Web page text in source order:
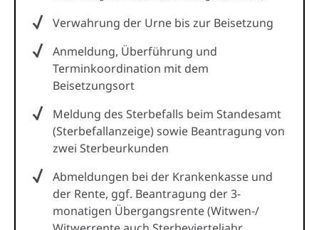
Verwahrung der Urne bis zur Beisetzung
Anmeldung, Überführung und
Terminkoordination mit dem
Beisetzungsort
Meldung des Sterbefalls beim Standesamt
(Sterbefallanzeige) sowie Beantragung von
zwei Sterbeurkunden
Abmeldungen bei der Krankenkasse und
der Rente, ggf. Beantragung der 3-
monatigen Übergangsrente (Witwen-/